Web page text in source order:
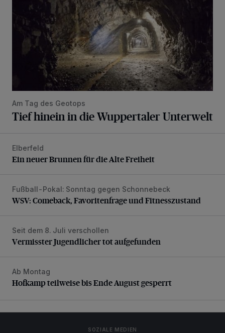
Am Tag des Geotops
Tief hinein in die Wuppertaler Unterwelt
Ein neuer Brunnen für die Alte Freiheit
Elberfeld
Ein neuer Brunnen für die Alte Freiheit
WSV: Comeback, Favoritenfrage und Fitnesszustand
Fußball-Pokal: Sonntag gegen Schonnebeck
WSV: Comeback, Favoritenfrage und Fitnesszustand
Vermisster Jugendlicher tot aufgefunden
Seit dem 8. Juli verschollen
Vermisster Jugendlicher tot aufgefunden
Hofkamp teilweise bis Ende August gesperrt
Ab Montag
Hofkamp teilweise bis Ende August gesperrt
SOZIALE MEDIEN